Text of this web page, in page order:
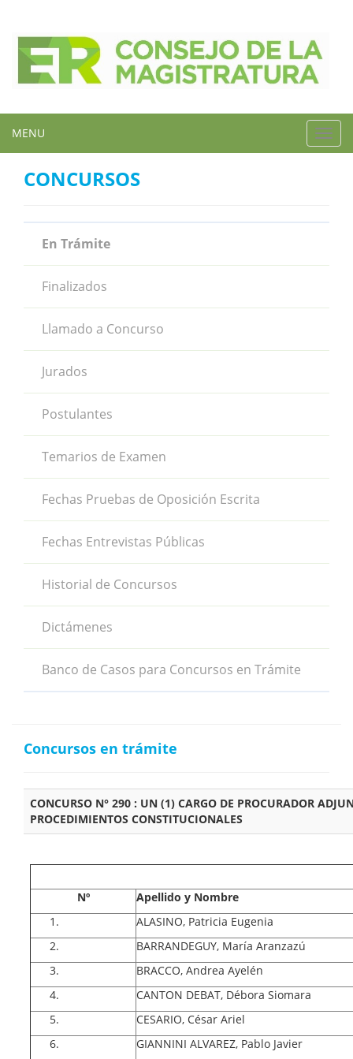
MENU
CONCURSOS
En Trámite
Finalizados
Llamado a Concurso
Jurados
Postulantes
Temarios de Examen
Fechas Pruebas de Oposición Escrita
Fechas Entrevistas Públicas
Historial de Concursos
Dictámenes
Banco de Casos para Concursos en Trámite
Concursos en trámite
CONCURSO N° 290 : UN (1) CARGO DE PROCURADOR
PROCEDIMIENTOS CONSTITUCIONALES
Nº
Apellido y Nombre
ALASINO, Patricia Eugenia
BARRANDEGUY, María Aranzazú
BRACCO, Andrea Ayelén
CANTON DEBAT, Débora Siomara
CESARIO, César Ariel
GIANNINI ALVAREZ, Pablo Javier